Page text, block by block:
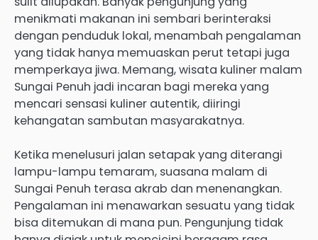
menikmati makanan ini sembari berinteraksi
dengan penduduk lokal, menambah pengalaman
yang tidak hanya memuaskan perut tetapi juga
memperkaya jiwa. Memang, wisata kuliner malam
Sungai Penuh jadi incaran bagi mereka yang
mencari sensasi kuliner autentik, diiringi
kehangatan sambutan masyarakatnya.
Ketika menelusuri jalan setapak yang diterangi
lampu-lampu temaram, suasana malam di
Sungai Penuh terasa akrab dan menenangkan.
Pengalaman ini menawarkan sesuatu yang tidak
bisa ditemukan di mana pun. Pengunjung tidak